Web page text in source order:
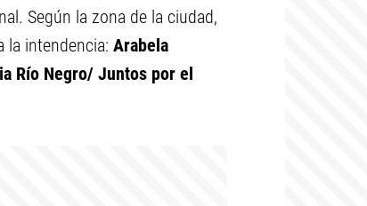
Según la zona de la ciudad,
la intendencia: Arabela
Río Negro/ Juntos por el